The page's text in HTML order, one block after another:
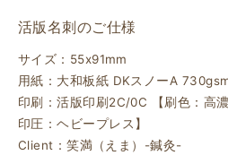
活版名刺のご仕様
サイズ：55x91mm
用紙：大和板紙 DKスノーA
印刷：活版印刷2C/0C 【刷色：高
印圧：ヘビープレス】
Client：笑満（えま）-鍼灸-